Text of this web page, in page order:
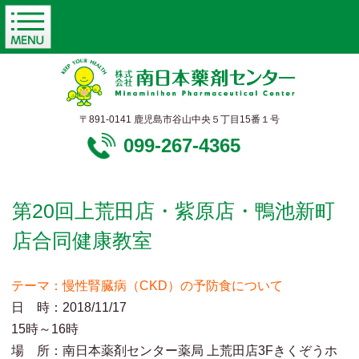
〒891-0141 鹿児島市谷山中央５丁目15番１号
099-267-4365
第20回上荒田店・紫原店・鴨池新町
店合同健康教室
テーマ：慢性腎臓病（CKD）の予防食について
日 時：2018/11/17
15時～16時
場 所：南日本薬剤センター薬局 上荒田店3Fきくぞうホ